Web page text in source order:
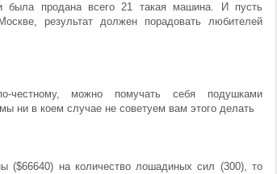
была продана всего 21 такая машина. И пусть
результат должен порадовать любителей
честному, можно помучать себя подушками
ни в коем случае не советуем вам этого делать
($66640) на количество лошадиных сил (300), то